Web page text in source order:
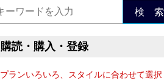
検 索
購読・購入・登録
プランいろいろ、スタイルに合わせて選択